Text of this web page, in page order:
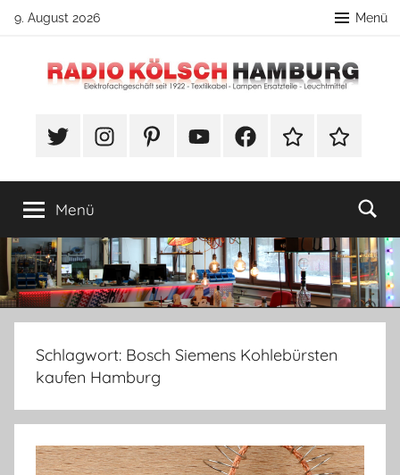
Zum
springen
9. August 2026 Menü
Radio
-
Blog-
rund
ums
Thema
Lampenbau
mit
spannenden
Anleitungen.
Twitter InstragramPinterestYouTubeFacebookTikTok Webshop
Menü
Schlagwort: Bosch Siemens Kohlebürsten
kaufen Hamburg